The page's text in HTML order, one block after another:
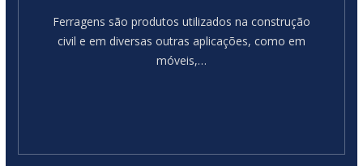
Ferragens são produtos utilizados na construção
civil e em diversas outras aplicações, como em
móveis,…